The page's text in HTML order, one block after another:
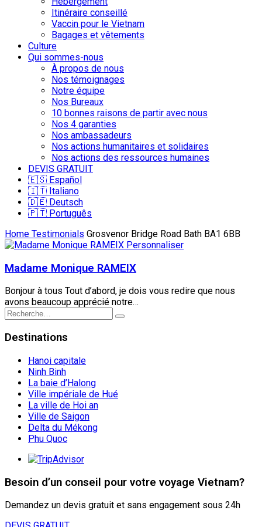
Itinéraire conseillé
Vaccin pour le Vietnam
Bagages et vêtements
Culture
Qui sommes-nous
À propos de nous
Nos témoignages
Notre équipe
Nos Bureaux
10 bonnes raisons de partir avec nous
Nos 4 garanties
Nos ambassadeurs
Nos actions humanitaires et solidaires
Nos actions des ressources humaines
DEVIS GRATUIT
🇪🇸 Español
🇮🇹 Italiano
🇩🇪 Deutsch
🇵🇹 Português
Home Testimonials Grosvenor Bridge Road Bath BA1 6BB
Personnaliser
Madame Monique RAMEIX
Bonjour à tous Tout d’abord, je dois vous redire que nous
avons beaucoup apprécié notre…
Destinations
Hanoi capitale
Ninh Binh
La baie d’Halong
Ville impériale de Hué
La ville de Hoi an
Ville de Saigon
Delta du Mékong
Phu Quoc
Besoin d’un conseil pour votre voyage Vietnam?
Demandez un devis gratuit et sans engagement sous 24h